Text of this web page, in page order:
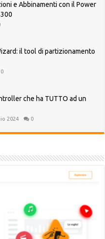
e Abbinamenti con il Power
il tool di partizionamento
0
che ha TUTTO ad un
2024 0